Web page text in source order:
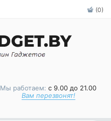
(0)
Мы работаем: с 9.00 до 21.00
Вам перезвонят!